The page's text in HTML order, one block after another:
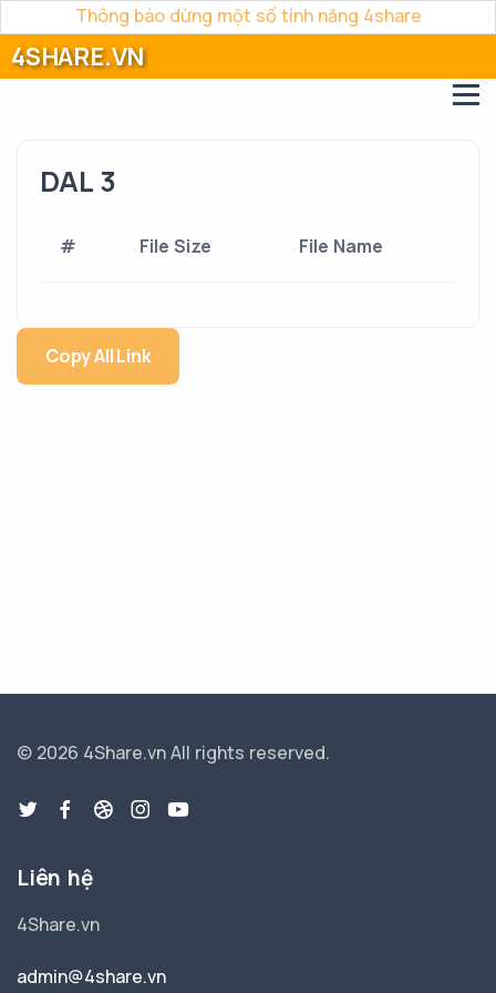
Thông báo dừng một số tính năng 4share
4SHARE.VN
DAL 3
# File Size File Name
Copy All Link
© 2026 4Share.vnAll rights reserved.
Liên hệ
4Share.vn
admin@4share.vn